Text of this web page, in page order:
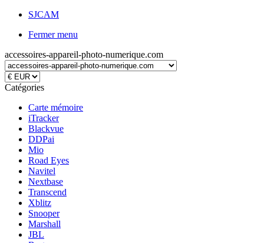
SJCAM
Fermer menu
accessoires-appareil-photo-numerique.com
Catégories
Carte mémoire
iTracker
Blackvue
DDPai
Mio
Road Eyes
Navitel
Nextbase
Transcend
Xblitz
Snooper
Marshall
JBL